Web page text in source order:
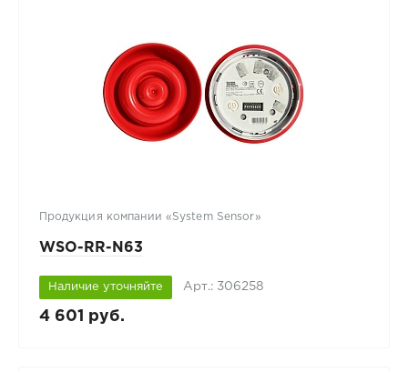
Продукция компании «System Sensor»
WSO-RR-N63
Наличие уточняйте Арт.: 306258
4 601 руб.